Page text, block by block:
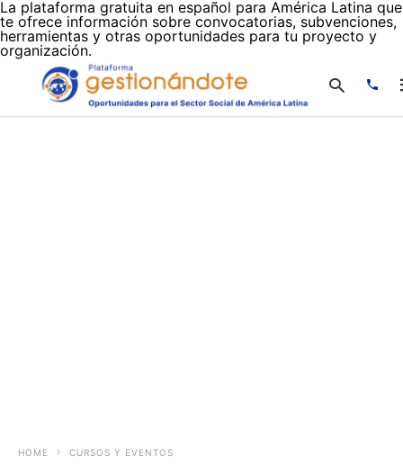
La plataforma gratuita en español para América Latina que
te ofrece información sobre convocatorias, subvenciones,
herramientas y otras oportunidades para tu proyecto y
organización.
HOME CURSOS Y EVENTOS